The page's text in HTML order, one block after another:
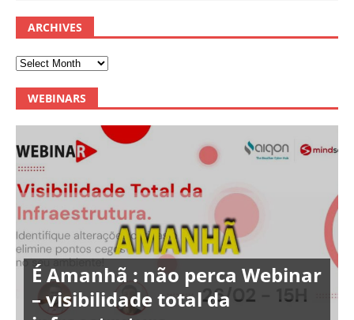
ARCHIVES
WEBINARS
É Amanhã : não perca Webinar
– visibilidade total da